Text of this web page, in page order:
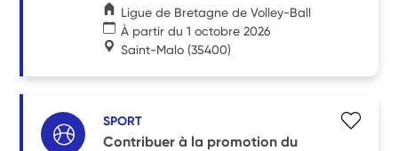
Ligue de Bretagne de Volley-Ball
À partir du 1 octobre 2026
Saint-Malo (35400)
SPORT
Contribuer à la promotion du